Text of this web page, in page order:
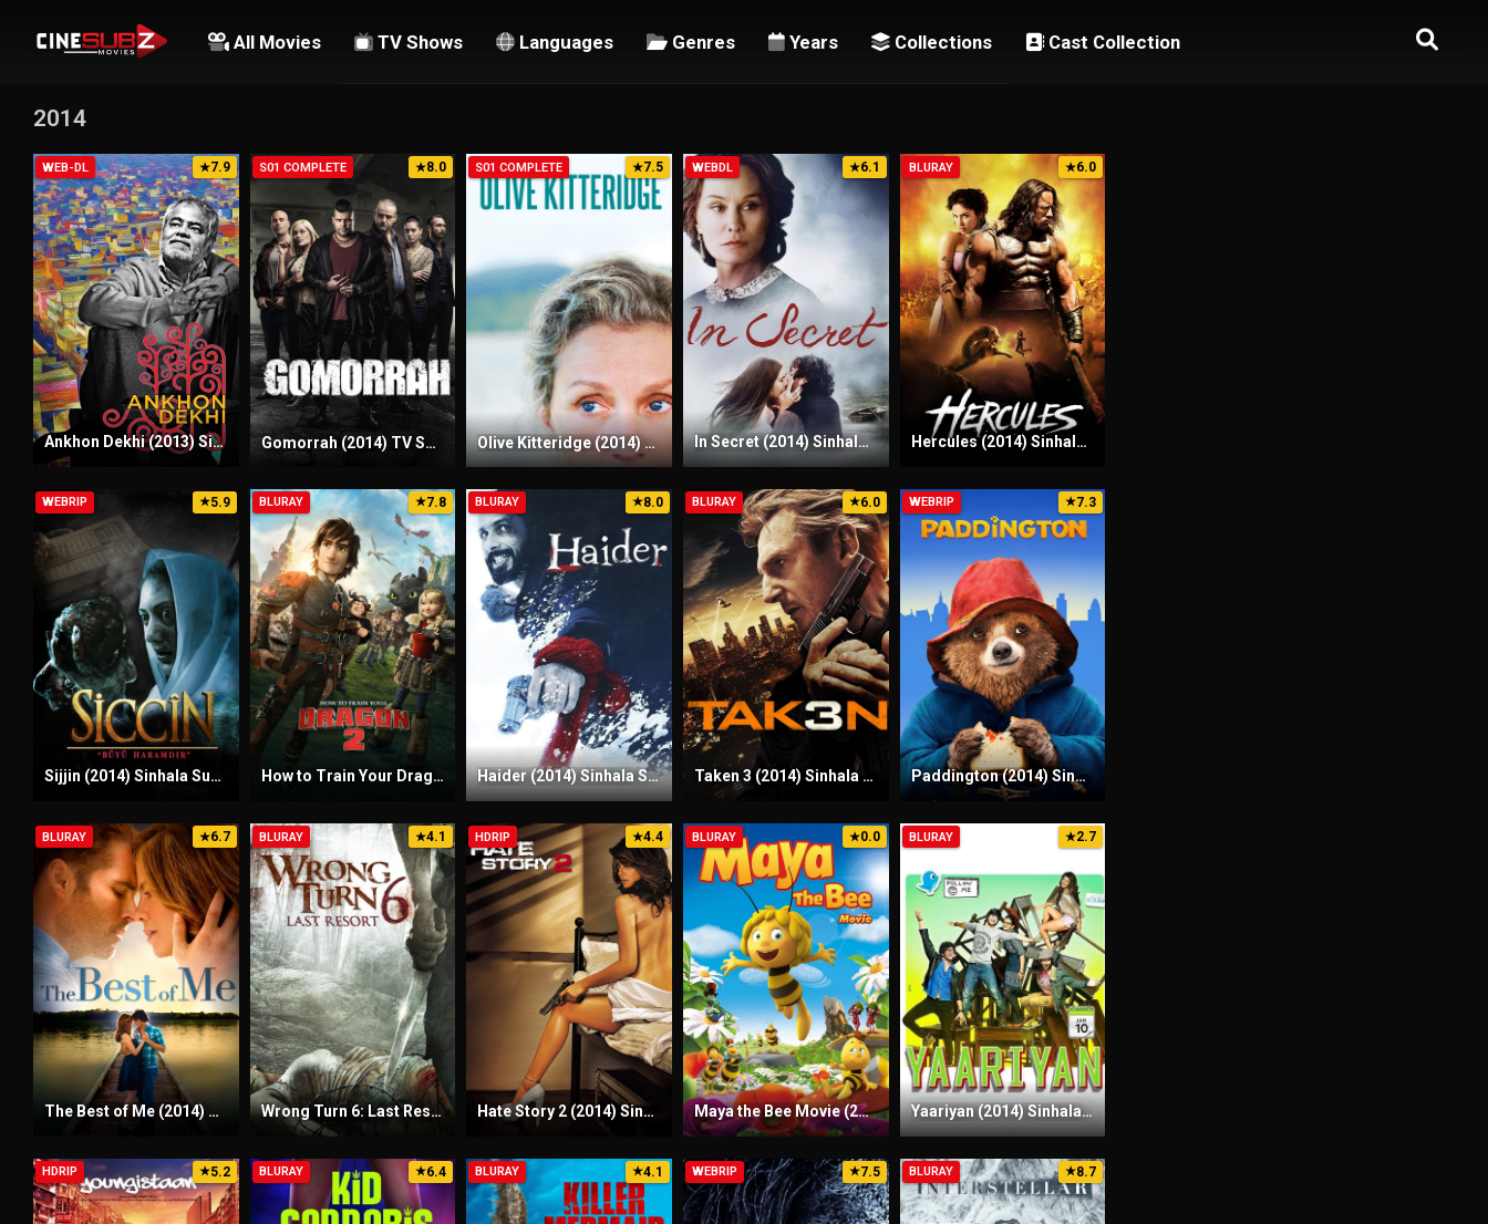
All Movies TV Shows Languages Genres Years Collections Cast Collection
2014
★7.9
WEB-DL
Ankhon Dekhi (2013) Sinhala Subtitles | සිංහල උපසිරැසි සමඟ
★8.0
S01 COMPLETE
Gomorrah (2014) TV Series | S01 | Complete
★7.5
S01 COMPLETE
Olive Kitteridge (2014) TV Series | S01 | Complete
★6.1
WEBDL
In Secret (2014) Sinhala Subtitles | සිංහල උපසිරැසි සමඟ
★6.0
BLURAY
Hercules (2014) Sinhala Subtitles | සිංහල උපසිරැසි සමඟ
★5.9
WEBRIP
Sijjin (2014) Sinhala Subtitles | සිංහල උපසිරැසි සමඟ
★7.8
BLURAY
How to Train Your Dragon 2 (2014) Sinhala Subtitles | සිංහල උපසිරැසි සමඟ
★8.0
BLURAY
Haider (2014) Sinhala Subtitles | සිංහල උපසිරැසි සමඟ
★6.0
BLURAY
Taken 3 (2014) Sinhala Subtitles | සිංහල උපසිරැසි සමඟ
★7.3
WEBRIP
Paddington (2014) Sinhala Subtitles | සිංහල උපසිරැසි සමඟ
★6.7
BLURAY
The Best of Me (2014) Sinhala Subtitles | සිංහල උපසිරැසි සමඟ
★4.1
BLURAY
Wrong Turn 6: Last Resort (2014) Sinhala Subtitles | සිංහල උපසිරැසි සමඟ | 18+
★4.4
HDRIP
Hate Story 2 (2014) Sinhala Subtitles | සිංහල උපසිරැසි සමඟ | 18+
★0.0
BLURAY
Maya the Bee Movie (2014) Sinhala Subtitles | සිංහල උපසිරැසි සමඟ
★2.7
BLURAY
Yaariyan (2014) Sinhala Subtitles | සිංහල උපසිරැසි සමඟ
★5.2
HDRIP ★6.4
BLURAY ★4.1
BLURAY ★7.5
WEBRIP ★8.7
BLURAY